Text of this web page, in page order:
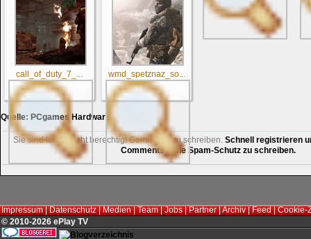
call_of_duty_7_... wmd_spetznaz_so...
Quelle: PCgames Hardware
Sie sind leider nicht berechtigt Comments zu schreiben. Schnell registrieren
Comments ohne Spam-Schutz zu schreiben.
Impressum|Datenschutz|Medien|Team|Jobs|Partner|Archiv|Feed|Cookie-
© 2010-2026 ePlay TV